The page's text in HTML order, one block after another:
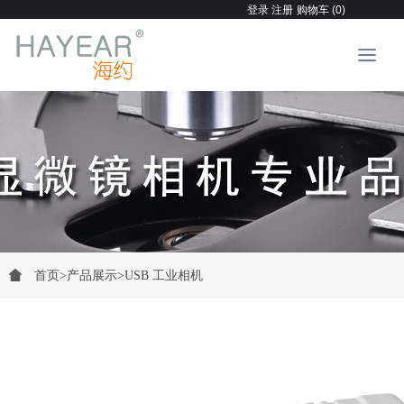
登录 注册 购物车 (0)
首页>产品展示>USB 工业相机